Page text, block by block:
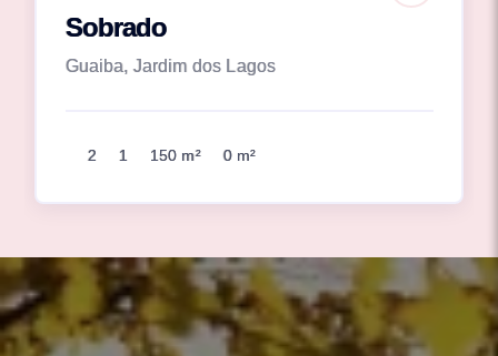
Sobrado
Guaiba, Jardim dos Lagos
2 1 150 m² 0 m²